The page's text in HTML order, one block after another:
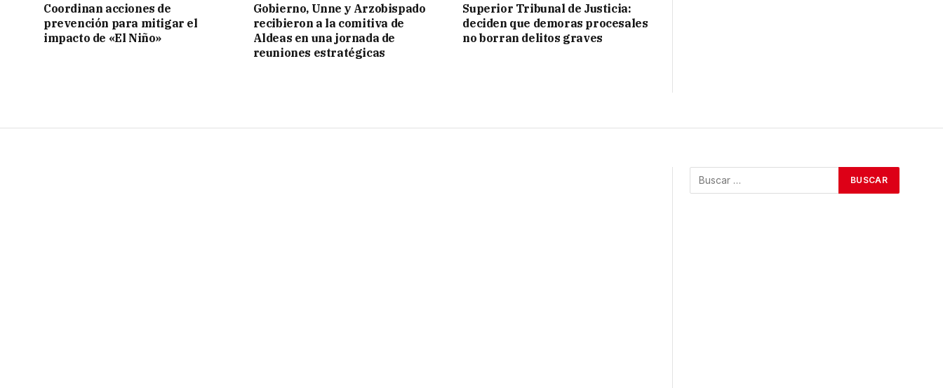
Coordinan acciones de
prevención para mitigar el
impacto de «El Niño»
Gobierno, Unne y Arzobispado
recibieron a la comitiva de
Aldeas en una jornada de
reuniones estratégicas
Superior Tribunal de Justicia:
deciden que demoras procesales
no borran delitos graves